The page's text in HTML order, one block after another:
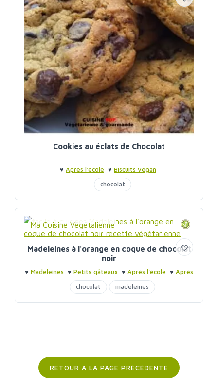
Cookies au éclats de Chocolat
♥ Après l'école ♥ Biscuits vegan
chocolat
Ma Cuisine Végétalienne
Madeleines à l'orange en coque de chocolat
noir
♥ Madeleines ♥ Petits gâteaux ♥ Après l'école ♥ Après
l'école
chocolat madeleines
RETOUR À LA PAGE PRÉCÉDENTE